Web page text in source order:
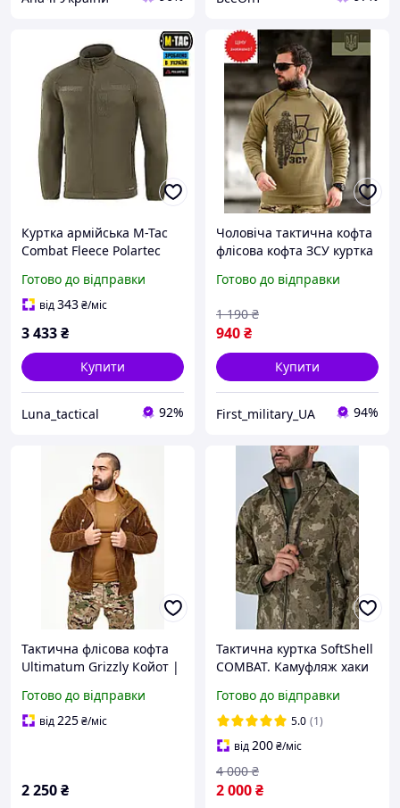
Куртка армійська M-Tac
Combat Fleece Polartec
тактична чоловіча
флісова кофта олива ЗСУ
Готово до відправки
від343₴/міс
3 433₴
Купити
Luna_tactical 92%
Чоловіча тактична кофта
флісова кофта ЗСУ куртка
койот зимова тактична
Готово до відправки
940₴
1 190 ₴
Купити
First_military_UA 94%
Тактична флісова кофта
Ultimatum Grizzly Койот |
фліска 440 г/м² | Тепла
чоловіча куртка-фліс ЗСУ
Готово до відправки
від225₴/міс
2 250₴
Тактична куртка SoftShell
COMBAT. Камуфляж хаки
Військова куртка ЗСУ
софт-шелл з флісовою
підкладкою.
Готово до відправки
5.0 (1)
від200₴/міс
2 000₴
4 000 ₴